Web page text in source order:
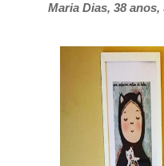
Maria Dias, 38